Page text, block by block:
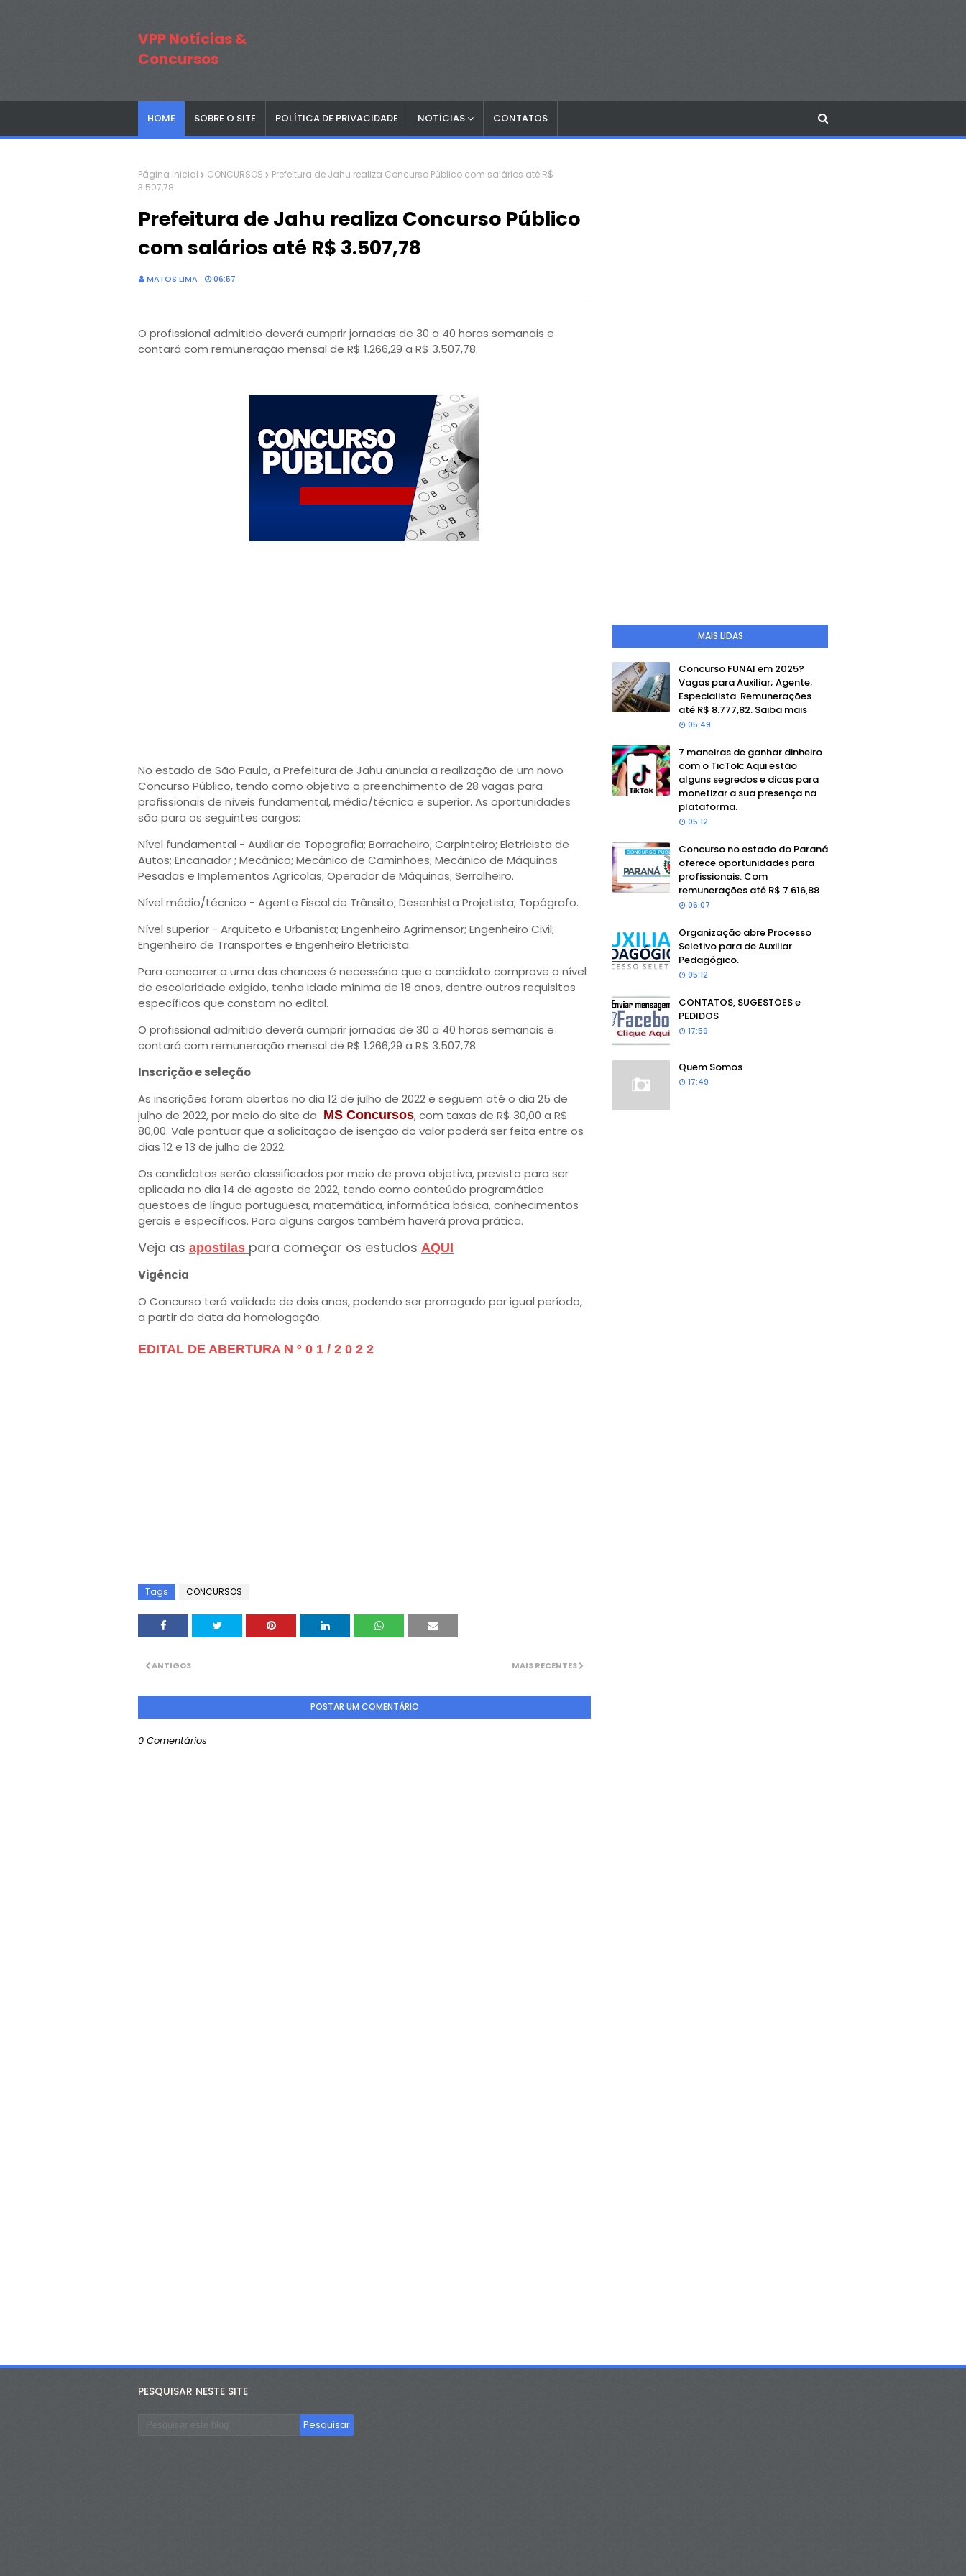
VPP Notícias &
Concursos
HOME SOBRE O SITE POLÍTICA DE PRIVACIDADE NOTÍCIAS CONTATOS
Página inicial CONCURSOS
Prefeitura de Jahu realiza Concurso Público com salários até R$
3.507,78
Prefeitura de Jahu realiza Concurso Público
com salários até R$ 3.507,78
MATOS LIMA 06:57
O profissional admitido deverá cumprir jornadas de 30 a 40 horas semanais e
contará com remuneração mensal de R$ 1.266,29 a R$ 3.507,78.
No estado de São Paulo, a Prefeitura de Jahu anuncia a realização de um novo
Concurso Público, tendo como objetivo o preenchimento de 28 vagas para
profissionais de níveis fundamental, médio/técnico e superior. As oportunidades
são para os seguintes cargos:
Nível fundamental - Auxiliar de Topografia; Borracheiro; Carpinteiro; Eletricista de
Autos; Encanador ; Mecânico; Mecânico de Caminhões; Mecânico de Máquinas
Pesadas e Implementos Agrícolas; Operador de Máquinas; Serralheiro.
Nível médio/técnico - Agente Fiscal de Trânsito; Desenhista Projetista; Topógrafo.
Nível superior - Arquiteto e Urbanista; Engenheiro Agrimensor; Engenheiro Civil;
Engenheiro de Transportes e Engenheiro Eletricista.
Para concorrer a uma das chances é necessário que o candidato comprove o nível
de escolaridade exigido, tenha idade mínima de 18 anos, dentre outros requisitos
específicos que constam no edital.
O profissional admitido deverá cumprir jornadas de 30 a 40 horas semanais e
contará com remuneração mensal de R$ 1.266,29 a R$ 3.507,78.
Inscrição e seleção
As inscrições foram abertas no dia 12 de julho de 2022 e seguem até o dia 25 de
julho de 2022, por meio do site da MS Concursos, com taxas de R$ 30,00 a R$
80,00. Vale pontuar que a solicitação de isenção do valor poderá ser feita entre os
dias 12 e 13 de julho de 2022.
Os candidatos serão classificados por meio de prova objetiva, prevista para ser
aplicada no dia 14 de agosto de 2022, tendo como conteúdo programático
questões de língua portuguesa, matemática, informática básica, conhecimentos
gerais e específicos. Para alguns cargos também haverá prova prática.
Veja as apostilas para começar os estudos AQUI
Vigência
O Concurso terá validade de dois anos, podendo ser prorrogado por igual período,
a partir da data da homologação.
EDITAL DE ABERTURA N º 0 1 / 2 0 2 2
Tags CONCURSOS
MAIS RECENTES
ANTIGOS
POSTAR UM COMENTÁRIO
0 Comentários
MAIS LIDAS
Concurso FUNAI em 2025?
Vagas para Auxiliar; Agente;
Especialista. Remunerações
até R$ 8.777,82. Saiba mais
05:49
7 maneiras de ganhar dinheiro
com o TicTok: Aqui estão
alguns segredos e dicas para
monetizar a sua presença na
plataforma.
05:12
Concurso no estado do Paraná
oferece oportunidades para
profissionais. Com
remunerações até R$ 7.616,88
06:07
Organização abre Processo
Seletivo para de Auxiliar
Pedagógico.
05:12
CONTATOS, SUGESTÕES e
PEDIDOS
17:59
Quem Somos
17:49
PESQUISAR NESTE SITE